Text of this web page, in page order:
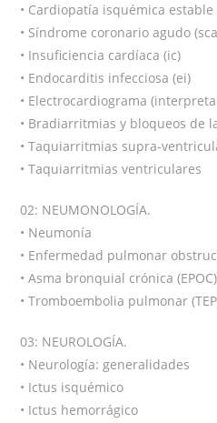
• Cardiopatía isquémica estable
• Síndrome coronario agudo
• Insuficiencia cardíaca (ic)
• Endocarditis infecciosa (ei)
• Electrocardiograma
• Bradiarritmias y bloqueos de
• Taquiarritmias supra-
• Taquiarritmias ventriculares
02: NEUMONOLOGÍA.
• Neumonía
• Enfermedad pulmonar
• Asma bronquial crónica (EPOC)
• Tromboembolia pulmonar
03: NEUROLOGÍA.
• Neurología: generalidades
• Ictus isquémico
• Ictus hemorrágico